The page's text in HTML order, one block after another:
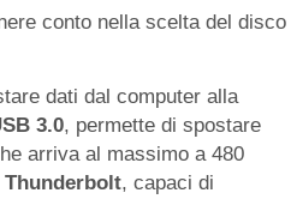
conto nella scelta del disco
dati dal computer alla
3.0, permette di spostare
arriva al massimo a 480
Thunderbolt, capaci di